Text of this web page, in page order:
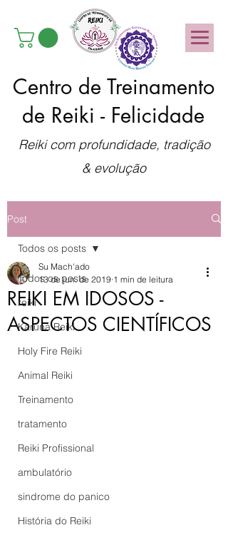
Centro de Treinamento
de Reiki - Felicidade
Reiki com profundidade, tradição
& evolução
Post
Todos os posts
reiki
Karuna Reiki
Holy Fire Reiki
Animal Reiki
Treinamento
tratamento
Reiki Profissional
ambulatório
sindrome do panico
História do Reiki
Todos os posts
REIKI EM IDOSOS -
ASPECTOS CIENTÍFICOS
Su Mach'ado
13 de jun. de 2019 1 min de leitura